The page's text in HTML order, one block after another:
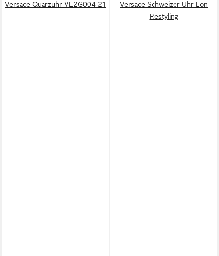
Versace Quarzuhr VE2G004 21
Versace Schweizer Uhr Eon
Restyling